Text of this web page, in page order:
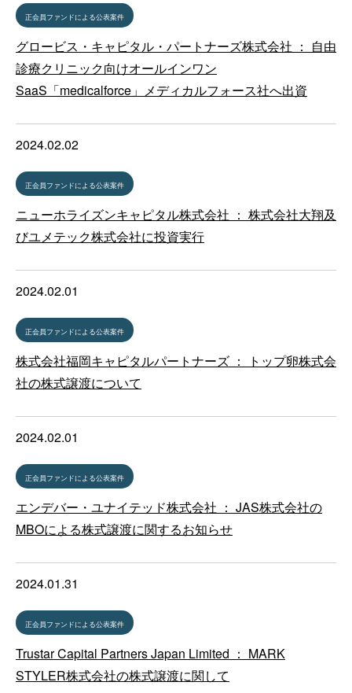
正会員ファンドによる公表案件
グロービス・キャピタル・パートナーズ株式会社 ： 自由
診療クリニック向けオールインワン
SaaS「medicalforce」メディカルフォース社へ出資
2024.02.02
正会員ファンドによる公表案件
ニューホライズンキャピタル株式会社 ： 株式会社大翔及
びユメテック株式会社に投資実行
2024.02.01
正会員ファンドによる公表案件
株式会社福岡キャピタルパートナーズ ： トップ卵株式会
社の株式譲渡について
2024.02.01
正会員ファンドによる公表案件
エンデバー・ユナイテッド株式会社 ： JAS株式会社の
MBOによる株式譲渡に関するお知らせ
2024.01.31
正会員ファンドによる公表案件
Trustar Capital Partners Japan Limited ： MARK
STYLER株式会社の株式譲渡に関して